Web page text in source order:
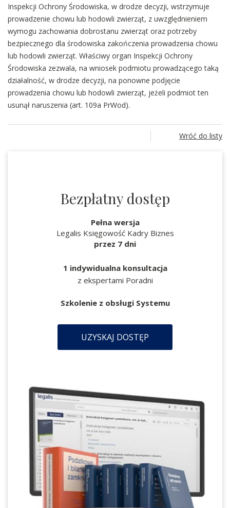
Inspekcji Ochrony Środowiska, w drodze decyzji, wstrzymuje
prowadzenie chowu lub hodowli zwierząt, z uwzględnieniem
wymogu zachowania dobrostanu zwierząt oraz potrzeby
bezpiecznego dla środowiska zakończenia prowadzenia chowu
lub hodowli zwierząt. Właściwy organ Inspekcji Ochrony
Środowiska zezwala, na wniosek podmiotu prowadzącego taką
działalność, w drodze decyzji, na ponowne podjęcie
prowadzenia chowu lub hodowli zwierząt, jeżeli podmiot ten
usunął naruszenia (art. 109a PrWod).
Wróć do listy
Bezpłatny dostęp
Pełna wersja
Legalis Księgowość Kadry Biznes
przez 7 dni
1 indywidualna konsultacja
z ekspertami Poradni
Szkolenie z obsługi Systemu
UZYSKAJ DOSTĘP